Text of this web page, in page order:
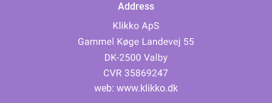
Address
web: www.klikko.dk